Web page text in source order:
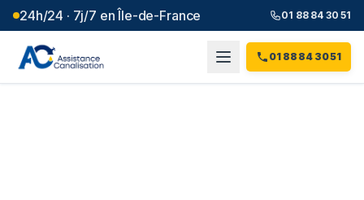
24h/24 · 7j/7 en Île-de-France 01 88 84 30 51
01 88 84 30 51